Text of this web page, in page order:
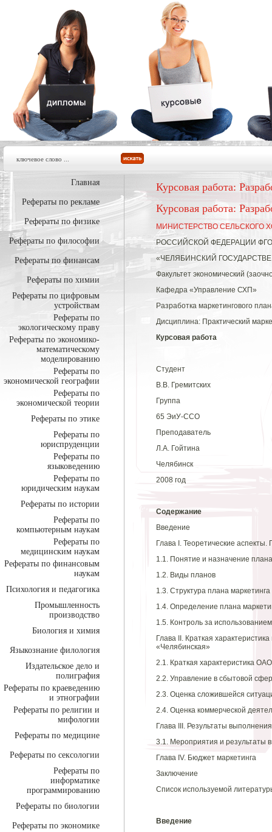
Главная
Рефераты по рекламе
Рефераты по физике
Рефераты по философии
Рефераты по финансам
Рефераты по химии
Рефераты по цифровым
устройствам
Рефераты по
экологическому праву
Рефераты по экономико-
математическому
моделированию
Рефераты по
экономической географии
Рефераты по
экономической теории
Рефераты по этике
Рефераты по
юриспруденции
Рефераты по
языковедению
Рефераты по
юридическим наукам
Рефераты по истории
Рефераты по
компьютерным наукам
Рефераты по
медицинским наукам
Рефераты по финансовым
наукам
Психология и педагогика
Промышленность
производство
Биология и химия
Языкознание филология
Издательское дело и
полиграфия
Рефераты по краеведению
и этнографии
Рефераты по религии и
мифологии
Рефераты по медицине
Рефераты по сексологии
Рефераты по
информатике
программированию
Рефераты по биологии
Рефераты по экономике
Курсовая работа:
Курсовая работа:
МИНИСТЕРСТВО СЕЛЬСКОГО
РОССИЙСКОЙ ФЕДЕРАЦИИ
«ЧЕЛЯБИНСКИЙ
Факультет экономический
Кафедра «Управление СХП»
Разработка маркетингового
Дисциплина: Практический
Курсовая работа
Студент
В.В. Гремитских
Группа
65 ЭиУ-ССО
Преподаватель
Л.А. Гойтина
Челябинск
2008 год
Содержание
Введение
Глава I. Теоретические
1.1. Понятие и назначение
1.2. Виды планов
1.3. Структура плана
1.4. Определение плана
1.5. Контроль за
Глава II. Краткая
«Челябинская»
2.1. Краткая характеристика
2.2. Управление в сбытовой
2.3. Оценка сложившейся
2.4. Оценка коммерческой
Глава III. Результаты
3.1. Мероприятия и результаты
Глава IV. Бюджет маркетинга
Заключение
Список используемой
Введение